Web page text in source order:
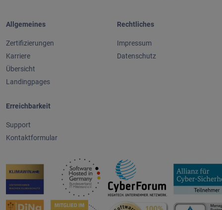
Allgemeines
Zertifizierungen
Karriere
Übersicht
Landingpages
Rechtliches
Impressum
Datenschutz
Erreichbarkeit
Support
Kontaktformular